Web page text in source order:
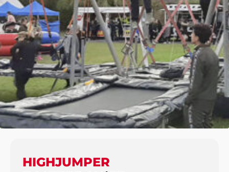
HJEM BØRN
FORLYSTELSESAKTIVITETER
HIGHJUMPER
HIGHJUMPER